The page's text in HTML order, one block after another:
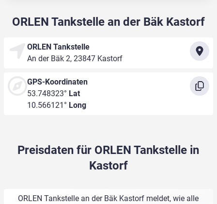
ORLEN Tankstelle an der Bäk Kastorf
ORLEN Tankstelle
An der Bäk 2, 23847 Kastorf
GPS-Koordinaten
53.748323° Lat
10.566121° Long
Preisdaten für ORLEN Tankstelle in
Kastorf
ORLEN Tankstelle an der Bäk Kastorf meldet, wie alle